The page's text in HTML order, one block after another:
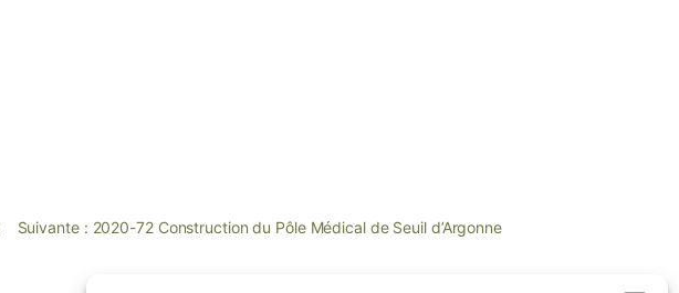
Suivante : 2020-72 Construction du Pôle Médical de Seuil d’Argonne